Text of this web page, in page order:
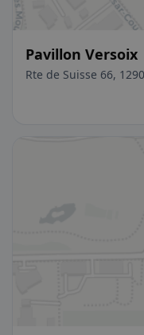
Pavillon Versoix
Rte de Suisse 66,